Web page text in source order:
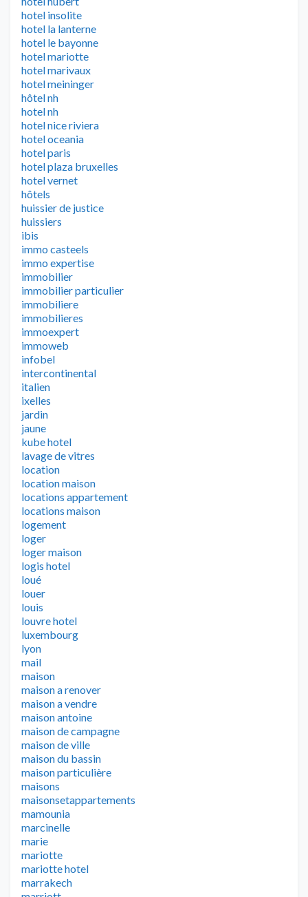
hotel insolite
hotel la lanterne
hotel le bayonne
hotel mariotte
hotel marivaux
hotel meininger
hôtel nh
hotel nh
hotel nice riviera
hotel oceania
hotel paris
hotel plaza bruxelles
hotel vernet
hôtels
huissier de justice
huissiers
ibis
immo casteels
immo expertise
immobilier
immobilier particulier
immobiliere
immobilieres
immoexpert
immoweb
infobel
intercontinental
italien
ixelles
jardin
jaune
kube hotel
lavage de vitres
location
location maison
locations appartement
locations maison
logement
loger
loger maison
logis hotel
loué
louer
louis
louvre hotel
luxembourg
lyon
mail
maison
maison a renover
maison a vendre
maison antoine
maison de campagne
maison de ville
maison du bassin
maison particulière
maisons
maisonsetappartements
mamounia
marcinelle
marie
mariotte
mariotte hotel
marrakech